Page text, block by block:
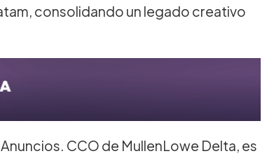
consolidando un legado creativo
CCO de MullenLowe Delta, es